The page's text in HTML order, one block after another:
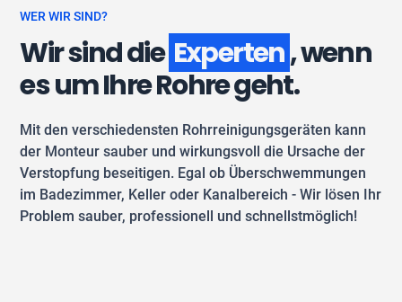
WER WIR SIND?
Wir sind die Experten, wenn
es um Ihre Rohre geht.
Mit den verschiedensten Rohrreinigungsgeräten kann
der Monteur sauber und wirkungsvoll die Ursache der
Verstopfung beseitigen. Egal ob Überschwemmungen
im Badezimmer, Keller oder Kanalbereich - Wir lösen Ihr
Problem sauber, professionell und schnellstmöglich!